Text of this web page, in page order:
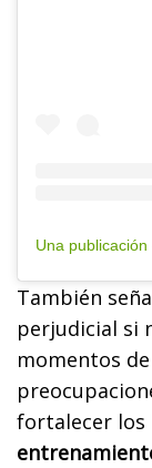
También
perjudicial si
momentos
fortalecer los